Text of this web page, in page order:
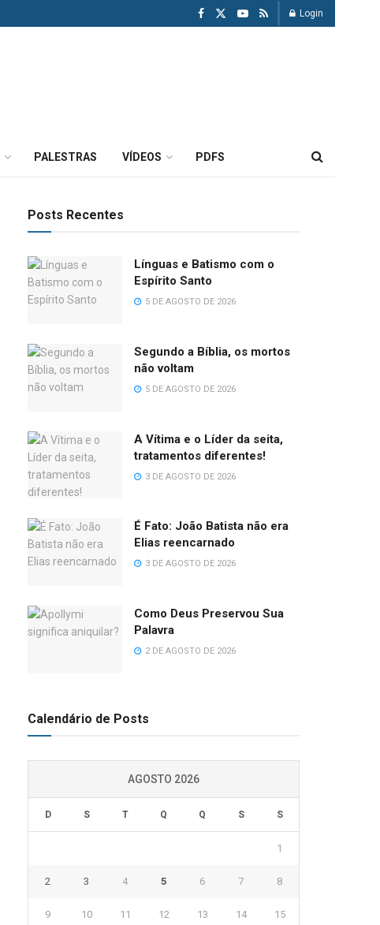
Login
PALESTRAS VÍDEOS PDFS
Posts Recentes
Línguas e Batismo com o
Espírito Santo
5 DE AGOSTO DE 2026
Segundo a Bíblia, os mortos
não voltam
5 DE AGOSTO DE 2026
A Vítima e o Líder da seita,
tratamentos diferentes!
3 DE AGOSTO DE 2026
É Fato: João Batista não era
Elias reencarnado
3 DE AGOSTO DE 2026
Como Deus Preservou Sua
Palavra
2 DE AGOSTO DE 2026
Calendário de Posts
AGOSTO 2026
D S T Q Q S S
1
2 3 4 5 6 7 8
9 10 11 12 13 14 15